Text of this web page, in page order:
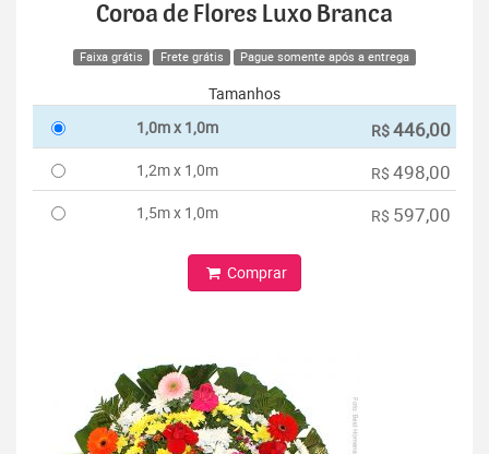
Coroa de Flores Luxo Branca
Faixa grátis Frete grátis Pague somente após a entrega
Tamanhos
1,0m x 1,0m
R$446,00
1,2m x 1,0m R$ 498,00
1,5m x 1,0m R$ 597,00
Comprar